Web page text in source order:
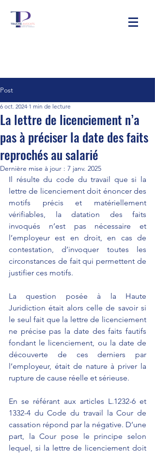
Post
La lettre de licenciement n’a
pas à préciser la date des faits
reprochés au salarié
6 oct. 2024 1 min de lecture
Dernière mise à jour : 7 janv. 2025
Il résulte du code du travail que si la
lettre de licenciement doit énoncer des
motifs précis et matériellement
vérifiables, la datation des faits
invoqués n’est pas nécessaire et
l’employeur est en droit, en cas de
contestation, d’invoquer toutes les
circonstances de fait qui permettent de
justifier ces motifs.
La question posée à la Haute
Juridiction était alors celle de savoir si
le seul fait que la lettre de licenciement
ne précise pas la date des faits fautifs
fondant le licenciement, ou la date de
découverte de ces derniers par
l’employeur, était de nature à priver la
rupture de cause réelle et sérieuse.
En se référant aux articles L.1232-6 et
1332-4 du Code du travail la Cour de
cassation répond par la négative. D’une
part, la Cour pose le principe selon
lequel, si la lettre de licenciement doit